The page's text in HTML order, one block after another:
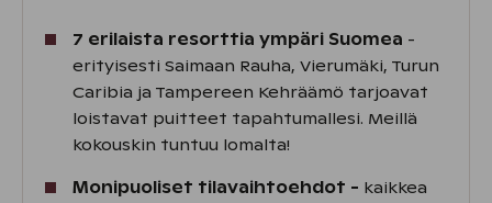
7 erilaista resorttia ympäri Suomea -
erityisesti Saimaan Rauha, Vierumäki, Turun
Caribia ja Tampereen Kehräämö tarjoavat
loistavat puitteet tapahtumallesi. Meillä
kokouskin tuntuu lomalta!
Monipuoliset tilavaihtoehdot - kaikkea